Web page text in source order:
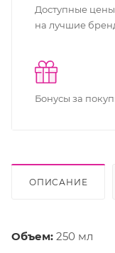
Доступные цены
на лучшие
Бонусы за
ОПИСАНИЕ
Объем: 250 мл